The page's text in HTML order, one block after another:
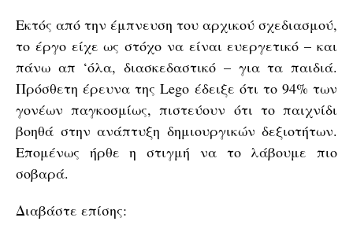
Εκτός από την έμπνευση του αρχικού σχεδιασμού,
το έργο είχε ως στόχο να είναι ευεργετικό – και
πάνω απ ‘όλα, διασκεδαστικό – για τα παιδιά.
Πρόσθετη έρευνα της Lego έδειξε ότι το 94% των
γονέων παγκοσμίως, πιστεύουν ότι το παιχνίδι
βοηθά στην ανάπτυξη δημιουργικών δεξιοτήτων.
Επομένως ήρθε η στιγμή να το λάβουμε πιο
σοβαρά.
Διαβάστε επίσης: